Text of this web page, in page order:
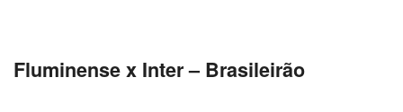
Fluminense x Inter – Brasileirão